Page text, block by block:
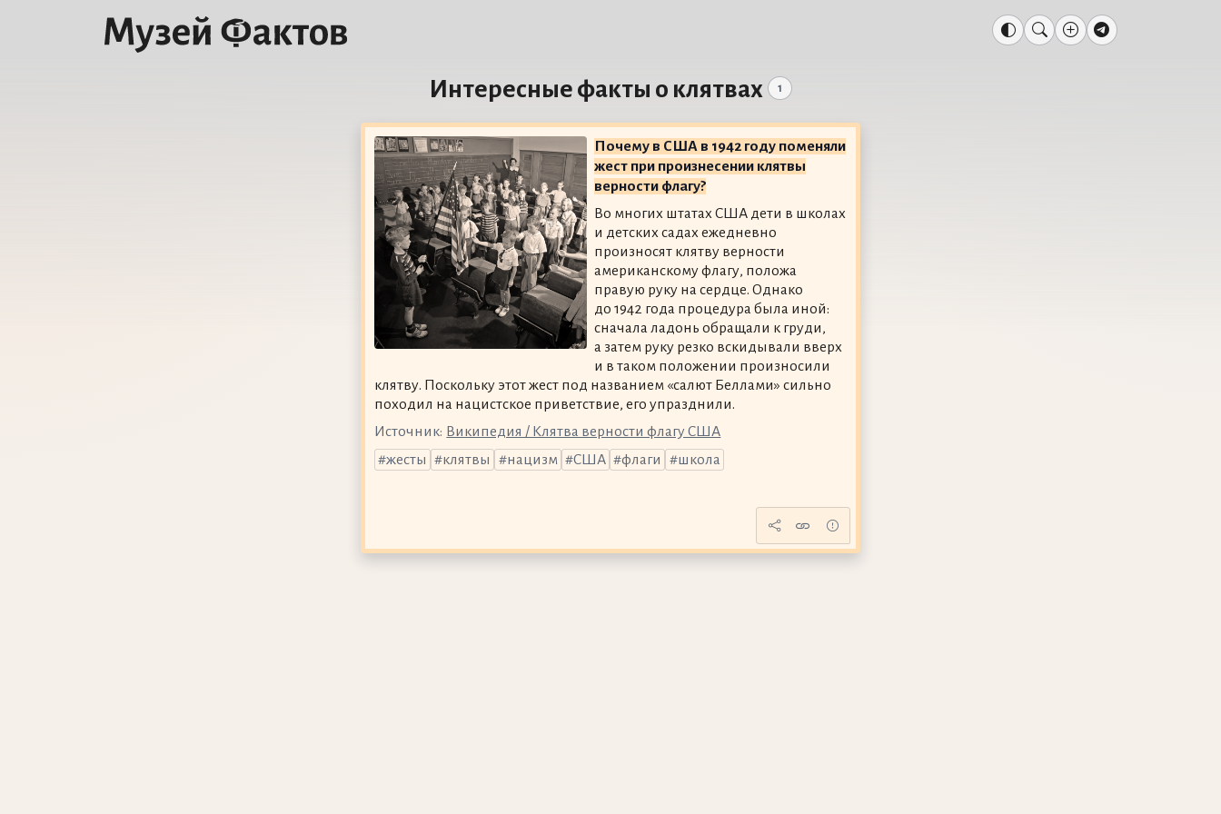
Интересные факты о клятвах 1
Почему в США в 1942 году поменяли
жест при произнесении клятвы
верности флагу?
Во многих штатах США дети в школах
и детских садах ежедневно
произносят клятву верности
американскому флагу, положа
правую руку на сердце. Однако
до 1942 года процедура была иной:
сначала ладонь обращали к груди,
а затем руку резко вскидывали вверх
и в таком положении произносили
клятву. Поскольку этот жест под названием «салют Беллами» сильно
походил на нацистское приветствие, его упразднили.
Источник: Википедия / Клятва верности флагу США
жесты
клятвы нацизм США флаги школа